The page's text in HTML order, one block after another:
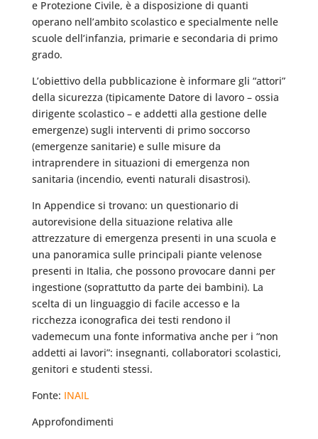
e Protezione Civile, è a disposizione di quanti
operano nell’ambito scolastico e specialmente nelle
scuole dell’infanzia, primarie e secondaria di primo
grado.
L’obiettivo della pubblicazione è informare gli “attori”
della sicurezza (tipicamente Datore di lavoro – ossia
dirigente scolastico – e addetti alla gestione delle
emergenze) sugli interventi di primo soccorso
(emergenze sanitarie) e sulle misure da
intraprendere in situazioni di emergenza non
sanitaria (incendio, eventi naturali disastrosi).
In Appendice si trovano: un questionario di
autorevisione della situazione relativa alle
attrezzature di emergenza presenti in una scuola e
una panoramica sulle principali piante velenose
presenti in Italia, che possono provocare danni per
ingestione (soprattutto da parte dei bambini). La
scelta di un linguaggio di facile accesso e la
ricchezza iconografica dei testi rendono il
vademecum una fonte informativa anche per i “non
addetti ai lavori”: insegnanti, collaboratori scolastici,
genitori e studenti stessi.
Fonte: INAIL
Approfondimenti